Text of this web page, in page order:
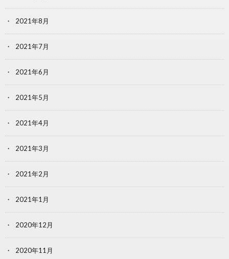
2021年8月
2021年7月
2021年6月
2021年5月
2021年4月
2021年3月
2021年2月
2021年1月
2020年12月
2020年11月